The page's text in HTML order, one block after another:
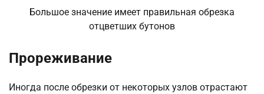
Большое значение имеет правильная обрезка
отцветших бутонов
Прореживание
Иногда после обрезки от некоторых узлов отрастают